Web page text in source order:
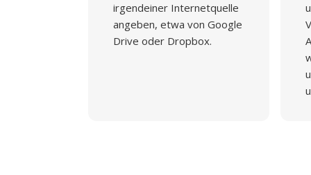
irgendeiner Internetquelle
angeben, etwa von Google
Drive oder Dropbox.